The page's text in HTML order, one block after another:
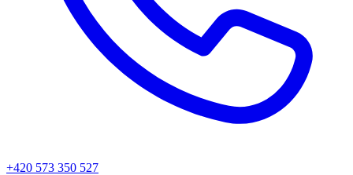
+420 573 350 527